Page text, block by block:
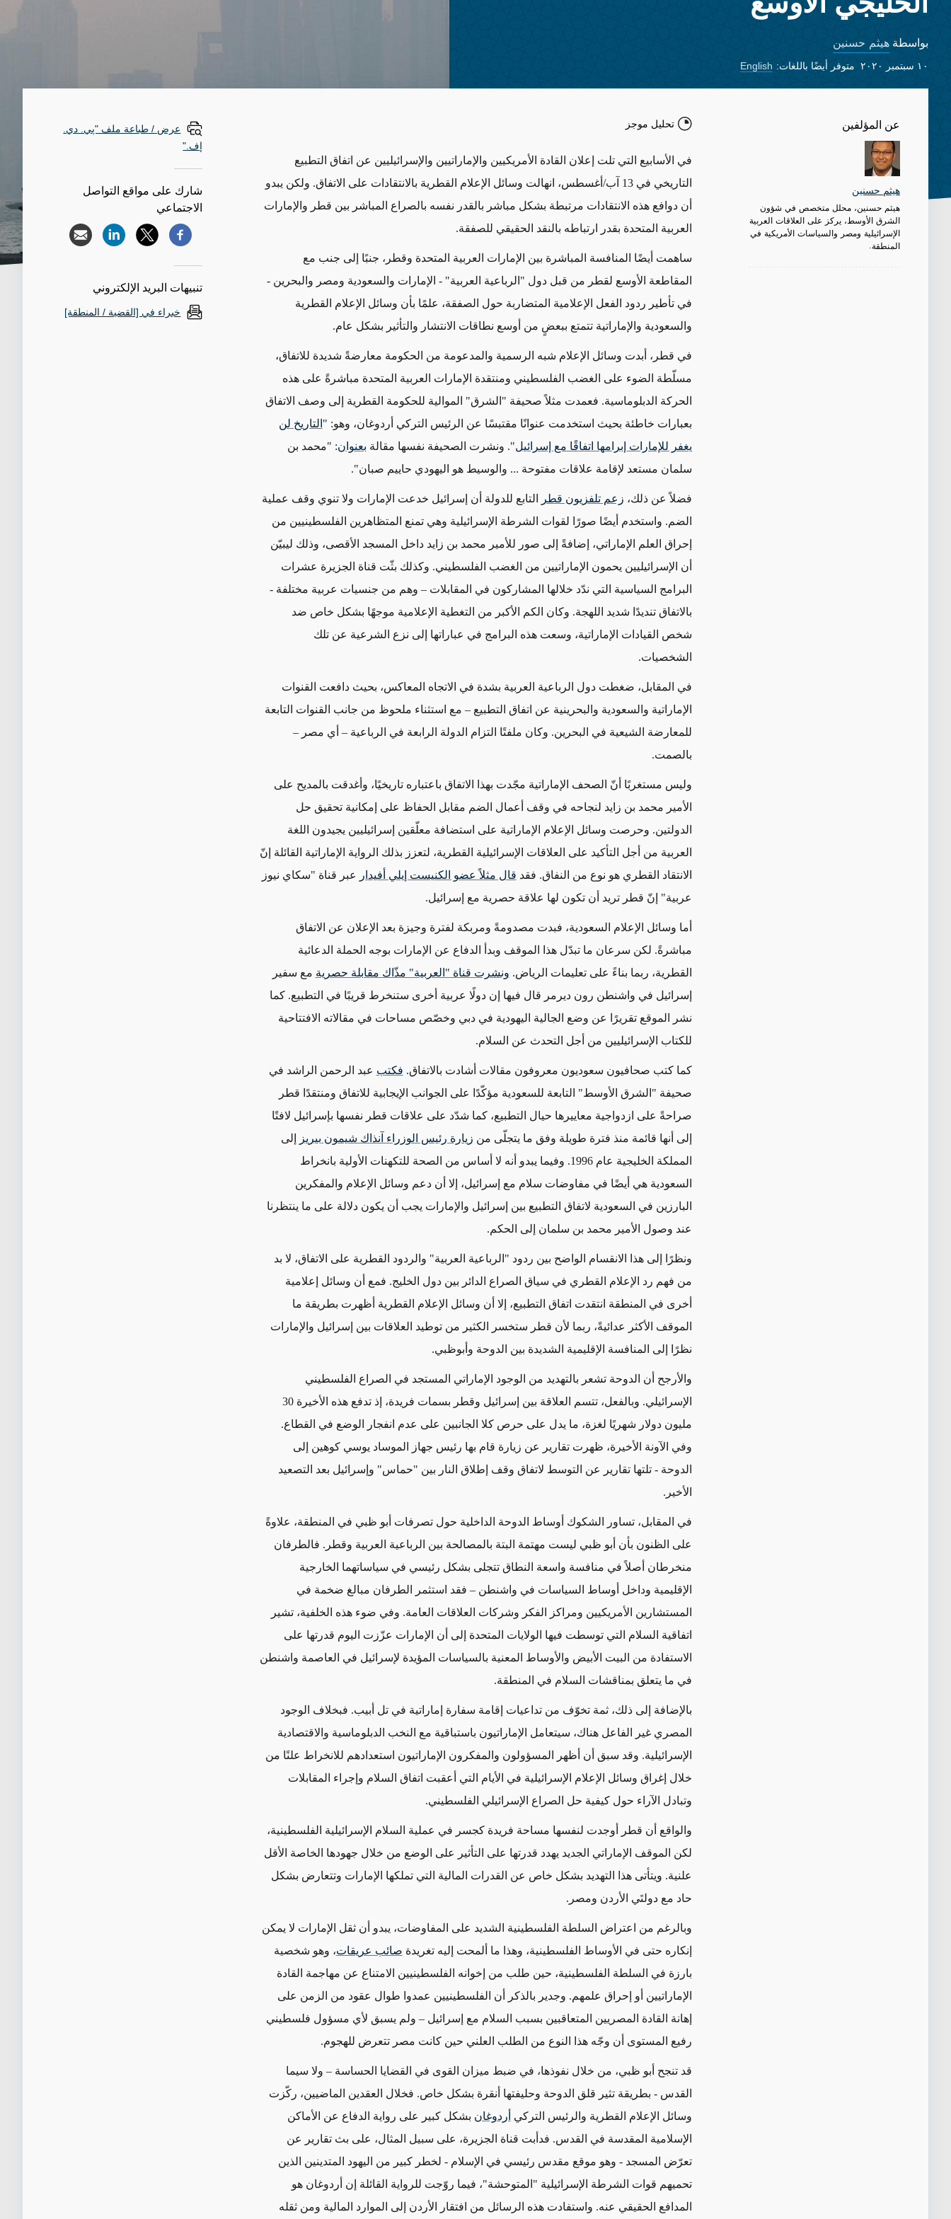
بواسطة هيثم حسنين
١٠ سبتمبر ٢٠٢٠ متوفر أيضًا باللغات: English
عن المؤلفين
هيثم حسنين
هيثم حسنين، محلل متخصص في شؤون
الشرق الأوسط، يركز على العلاقات العربية
الإسرائيلية ومصر والسياسات الأمريكية في
المنطقة.
تحليل موجز
في الأسابيع التي تلت إعلان القادة الأمريكيين والإماراتيين والإسرائيليين عن اتفاق التطبيع
التاريخي في 13 آب/أغسطس، انهالت وسائل الإعلام القطرية بالانتقادات على الاتفاق. ولكن يبدو
أن دوافع هذه الانتقادات مرتبطة بشكل مباشر بالقدر نفسه بالصراع المباشر بين قطر والإمارات
العربية المتحدة بقدر ارتباطه بالنقد الحقيقي للصفقة.
ساهمت أيضًا المنافسة المباشرة بين الإمارات العربية المتحدة وقطر، جنبًا إلى جنب مع
المقاطعة الأوسع لقطر من قبل دول "الرباعية العربية" - الإمارات والسعودية ومصر والبحرين -
في تأطير ردود الفعل الإعلامية المتضاربة حول الصفقة، علمًا بأن وسائل الإعلام القطرية
والسعودية والإماراتية تتمتع ببعضٍ من أوسع نطاقات الانتشار والتأثير بشكل عام.
في قطر، أبدت وسائل الإعلام شبه الرسمية والمدعومة من الحكومة معارضةً شديدة للاتفاق،
مسلّطة الضوء على الغضب الفلسطيني ومنتقدة الإمارات العربية المتحدة مباشرةً على هذه
الحركة الدبلوماسية. فعمدت مثلاً صحيفة "الشرق" الموالية للحكومة القطرية إلى وصف الاتفاق
بعبارات خاطئة بحيث استخدمت عنوانًا مقتبسًا عن الرئيس التركي أردوغان، وهو: " التاريخ لن
يغفر للإمارات إبرامها اتفاقًا مع إسرائيل". ونشرت الصحيفة نفسها مقالة بعنوان: "محمد بن
سلمان مستعد لإقامة علاقات مفتوحة ... والوسيط هو اليهودي حاييم صبان".
فضلاً عن ذلك، زعم تلفزيون قطر
التابع للدولة أن إسرائيل خدعت الإمارات ولا تنوي وقف عملية
الضم. واستخدم أيضًا صورًا لقوات الشرطة الإسرائيلية وهي تمنع المتظاهرين الفلسطينيين من
إحراق العلم الإماراتي، إضافةً إلى صور للأمير محمد بن زايد داخل المسجد الأقصى، وذلك ليبيّن
أن الإسرائيليين يحمون الإماراتيين من الغضب الفلسطيني. وكذلك بثّت قناة الجزيرة عشرات
البرامج السياسية التي ندّد خلالها المشاركون في المقابلات – وهم من جنسيات عربية مختلفة -
بالاتفاق تنديدًا شديد اللهجة. وكان الكم الأكبر من التغطية الإعلامية موجهًا بشكل خاص ضد
شخص القيادات الإماراتية، وسعت هذه البرامج في عباراتها إلى نزع الشرعية عن تلك
الشخصيات.
في المقابل، ضغطت دول الرباعية العربية بشدة في الاتجاه المعاكس، بحيث دافعت القنوات
الإماراتية والسعودية والبحرينية عن اتفاق التطبيع – مع استثناء ملحوظ من جانب القنوات التابعة
للمعارضة الشيعية في البحرين. وكان ملفتًا التزام الدولة الرابعة في الرباعية – أي مصر –
بالصمت.
وليس مستغربًا أنّ الصحف الإماراتية مجّدت بهذا الاتفاق باعتباره تاريخيًا، وأغدقت بالمديح على
الأمير محمد بن زايد لنجاحه في وقف أعمال الضم مقابل الحفاظ على إمكانية تحقيق حل
الدولتين. وحرصت وسائل الإعلام الإماراتية على استضافة معلّقين إسرائيليين يجيدون اللغة
العربية من أجل التأكيد على العلاقات الإسرائيلية القطرية، لتعزز بذلك الرواية الإماراتية القائلة إنّ
الانتقاد القطري هو نوع من النفاق. فقد قال مثلاً عضو الكنيست إيلي أفيدار
عبر قناة "سكاي نيوز
عربية" إنّ قطر تريد أن تكون لها علاقة حصرية مع إسرائيل.
أما وسائل الإعلام السعودية، فبدت مصدومةً ومربكة لفترة وجيزة بعد الإعلان عن الاتفاق
مباشرةً. لكن سرعان ما تبدّل هذا الموقف وبدأ الدفاع عن الإمارات بوجه الحملة الدعائية
القطرية، ربما بناءً على تعليمات الرياض. ونشرت قناة "العربية" مذّاك مقابلة حصرية مع سفير
إسرائيل في واشنطن رون ديرمر قال فيها إن دولًا عربية أخرى ستنخرط قريبًا في التطبيع. كما
نشر الموقع تقريرًا عن وضع الجالية اليهودية في دبي وخصّص مساحات في مقالاته الافتتاحية
للكتاب الإسرائيليين من أجل التحدث عن السلام.
كما كتب صحافيون سعوديون معروفون مقالات أشادت بالاتفاق. فكتب عبد الرحمن الراشد في
صحيفة "الشرق الأوسط" التابعة للسعودية مؤكّدًا على الجوانب الإيجابية للاتفاق ومنتقدًا قطر
صراحةً على ازدواجية معاييرها حيال التطبيع، كما شدّد على علاقات قطر نفسها بإسرائيل لافتًا
إلى أنها قائمة منذ فترة طويلة وفق ما يتجلّى من زيارة رئيس الوزراء آنذاك شيمون بيريز
إلى
المملكة الخليجية عام 1996. وفيما يبدو أنه لا أساس من الصحة للتكهنات الأولية بانخراط
السعودية هي أيضًا في مفاوضات سلام مع إسرائيل، إلا أن دعم وسائل الإعلام والمفكرين
البارزين في السعودية لاتفاق التطبيع بين إسرائيل والإمارات يجب أن يكون دلالة على ما ينتظرنا
عند وصول الأمير محمد بن سلمان إلى الحكم.
ونظرًا إلى هذا الانقسام الواضح بين ردود "الرباعية العربية" والردود القطرية على الاتفاق، لا بد
من فهم رد الإعلام القطري في سياق الصراع الدائر بين دول الخليج. فمع أن وسائل إعلامية
أخرى في المنطقة انتقدت اتفاق التطبيع، إلا أن وسائل الإعلام القطرية أظهرت بطريقة ما
الموقف الأكثر عدائيةً، ربما لأن قطر ستخسر الكثير من توطيد العلاقات بين إسرائيل والإمارات
نظرًا إلى المنافسة الإقليمية الشديدة بين الدوحة وأبوظبي.
والأرجح أن الدوحة تشعر بالتهديد من الوجود الإماراتي المستجد في الصراع الفلسطيني
الإسرائيلي. وبالفعل، تتسم العلاقة بين إسرائيل وقطر بسمات فريدة، إذ تدفع هذه الأخيرة 30
مليون دولار شهريًا لغزة، ما يدل على حرص كلا الجانبين على عدم انفجار الوضع في القطاع.
وفي الآونة الأخيرة، ظهرت تقارير عن زيارة قام بها رئيس جهاز الموساد يوسي كوهين إلى
الدوحة - تلتها تقارير عن التوسط لاتفاق وقف إطلاق النار بين "حماس" وإسرائيل بعد التصعيد
الأخير.
في المقابل، تساور الشكوك أوساط الدوحة الداخلية حول تصرفات أبو ظبي في المنطقة، علاوةً
على الظنون بأن أبو ظبي ليست مهتمة البتة بالمصالحة بين الرباعية العربية وقطر. فالطرفان
منخرطان أصلاً في منافسة واسعة النطاق تتجلى بشكل رئيسي في سياساتهما الخارجية
الإقليمية وداخل أوساط السياسات في واشنطن – فقد استثمر الطرفان مبالغ ضخمة في
المستشارين الأمريكيين ومراكز الفكر وشركات العلاقات العامة. وفي ضوء هذه الخلفية، تشير
اتفاقية السلام التي توسطت فيها الولايات المتحدة إلى أن الإمارات عزّزت اليوم قدرتها على
الاستفادة من البيت الأبيض والأوساط المعنية بالسياسات المؤيدة لإسرائيل في العاصمة واشنطن
في ما يتعلق بمناقشات السلام في المنطقة.
بالإضافة إلى ذلك، ثمة تخوّف من تداعيات إقامة سفارة إماراتية في تل أبيب. فبخلاف الوجود
المصري غير الفاعل هناك، سيتعامل الإماراتيون باستباقية مع النخب الدبلوماسية والاقتصادية
الإسرائيلية. وقد سبق أن أظهر المسؤولون والمفكرون الإماراتيون استعدادهم للانخراط علنًا من
خلال إغراق وسائل الإعلام الإسرائيلية في الأيام التي أعقبت اتفاق السلام وإجراء المقابلات
وتبادل الآراء حول كيفية حل الصراع الإسرائيلي الفلسطيني.
والواقع أن قطر أوجدت لنفسها مساحة فريدة كجسر في عملية السلام الإسرائيلية الفلسطينية،
لكن الموقف الإماراتي الجديد يهدد قدرتها على التأثير على الوضع من خلال جهودها الخاصة الأقل
علنية. ويتأتى هذا التهديد بشكل خاص عن القدرات المالية التي تملكها الإمارات وتتعارض بشكل
حاد مع دولتَي الأردن ومصر.
وبالرغم من اعتراض السلطة الفلسطينية الشديد على المفاوضات، يبدو أن ثقل الإمارات لا يمكن
إنكاره حتى في الأوساط الفلسطينية، وهذا ما ألمحت إليه تغريدة صائب عريقات، وهو شخصية
بارزة في السلطة الفلسطينية، حين طلب من إخوانه الفلسطينيين الامتناع عن مهاجمة القادة
الإماراتيين أو إحراق علمهم. وجدير بالذكر أن الفلسطينيين عمدوا طوال عقود من الزمن على
إهانة القادة المصريين المتعاقبين بسبب السلام مع إسرائيل – ولم يسبق لأي مسؤول فلسطيني
رفيع المستوى أن وجّه هذا النوع من الطلب العلني حين كانت مصر تتعرض للهجوم.
قد تنجح أبو ظبي، من خلال نفوذها، في ضبط ميزان القوى في القضايا الحساسة – ولا سيما
القدس - بطريقة تثير قلق الدوحة وحليفتها أنقرة بشكل خاص. فخلال العقدين الماضيين، ركّزت
وسائل الإعلام القطرية والرئيس التركي أردوغان بشكل كبير على رواية الدفاع عن الأماكن
الإسلامية المقدسة في القدس. فدأبت قناة الجزيرة، على سبيل المثال، على بث تقارير عن
تعرّض المسجد - وهو موقع مقدس رئيسي في الإسلام - لخطر كبير من اليهود المتدينين الذين
تحميهم قوات الشرطة الإسرائيلية "المتوحشة"، فيما روّجت للرواية القائلة إن أردوغان هو
المدافع الحقيقي عنه. واستفادت هذه الرسائل من افتقار الأردن إلى الموارد المالية ومن ثقله
عرض / طباعة ملف "پي. دي.
إف."
شارك على مواقع التواصل
الاجتماعي
تنبيهات البريد الإلكتروني
خبراء في [القضية / المنطقة]